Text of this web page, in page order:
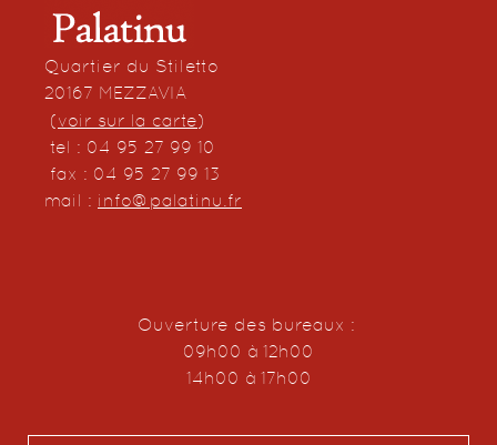
Quartier du Stiletto
20167 MEZZAVIA
(voir sur la carte)
tel : 04 95 27 99 10
fax : 04 95 27 99 13
mail : info@palatinu.fr
Ouverture des bureaux :
09h00 à 12h00
14h00 à 17h00